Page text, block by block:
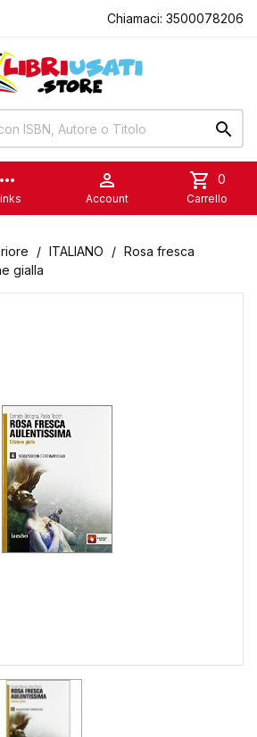
Chiamaci: 3500078206

more_horiz 
Account
shopping_cart 0
Carrello
ITALIANO
Rosa fresca
gialla